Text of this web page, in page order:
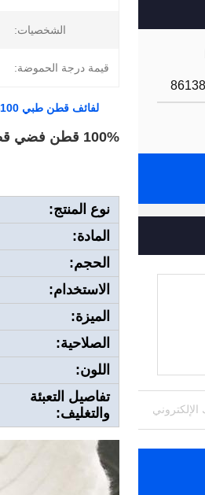
الشخصيات:
قيمة درجة الحموضة:
لفائف قطن طبي 100% قطن، شرائح قطن، قطن ماص، خيوط قطن، لفائف قطن للاستخدام الطبي والتجميلي، قطن طبي، قطن جراحي، لفائف قطن
100% قطن فضي قطن خام فضي قطن ماص
نوع المنتج:
المادة:
الحجم:
الاستخدام:
الميزة:
الصلاحية:
اللون:
تفاصيل التعبئة
والتغليف: